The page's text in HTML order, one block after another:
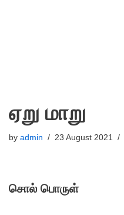
ஏறு மாறு
by admin 23 August 2021
சொல் பொருள்